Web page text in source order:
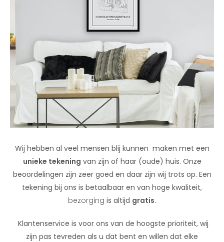
Wij hebben al veel mensen blij kunnen maken met een
unieke tekening van zijn of haar (oude) huis. Onze
beoordelingen zijn zeer goed en daar zijn wij trots op. Een
tekening bij ons is betaalbaar en van hoge kwaliteit,
bezorging is altijd gratis.
Klantenservice is voor ons van de hoogste prioriteit, wij
zijn pas tevreden als u dat bent en willen dat elke